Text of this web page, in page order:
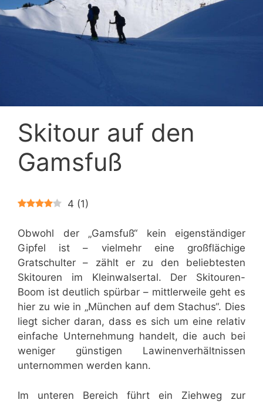
Skitour auf den
Gamsfuß
4 (1)
Obwohl der „Gamsfuß“ kein eigenständiger
Gipfel ist – vielmehr eine großflächige
Gratschulter – zählt er zu den beliebtesten
Skitouren im Kleinwalsertal. Der Skitouren-
Boom ist deutlich spürbar – mittlerweile geht es
hier zu wie in „München auf dem Stachus“. Dies
liegt sicher daran, dass es sich um eine relativ
einfache Unternehmung handelt, die auch bei
weniger günstigen Lawinenverhältnissen
unternommen werden kann.
Im unteren Bereich führt ein Ziehweg zur